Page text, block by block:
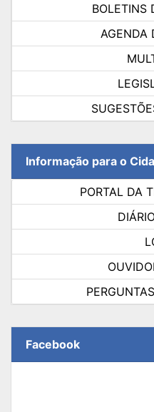
BOLETINS
AGENDA
Informação para o
PORTAL DA
Facebook